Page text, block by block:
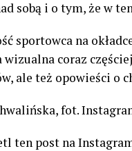
sobą i o tym, że w
sportowca na
coraz
ale też opowieści o
fot.
ten post na